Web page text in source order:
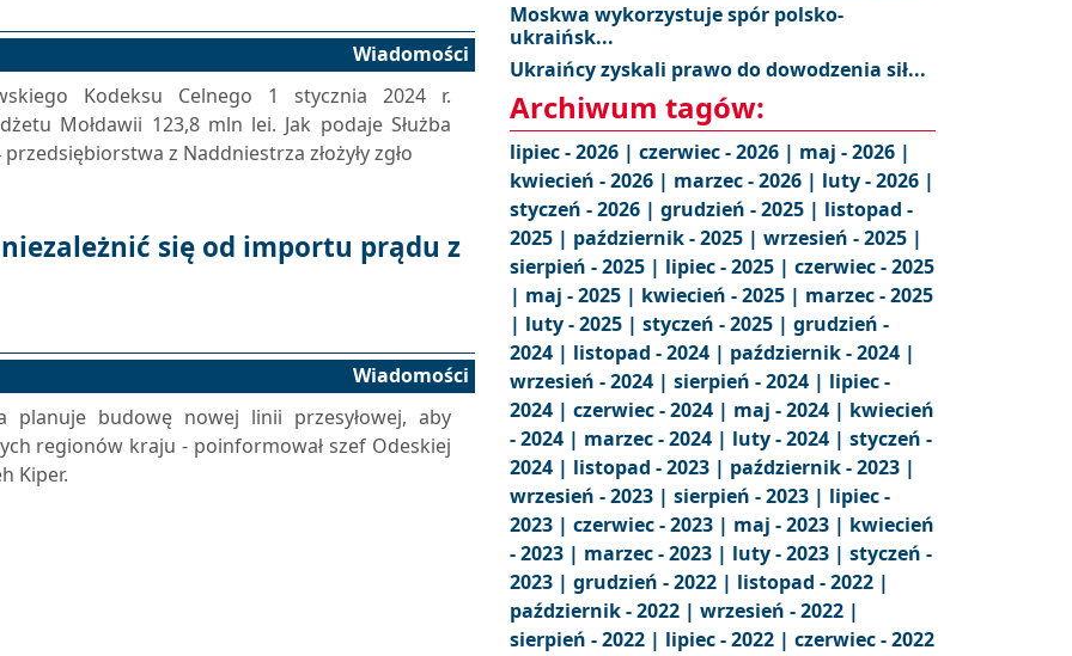
Wiadomości
Kodeksu Celnego 1 stycznia 2024 r.
Mołdawii 123,8 mln lei. Jak podaje Służba
z Naddniestrza złożyły zgło
się od importu prądu z
Wiadomości
planuje budowę nowej linii przesyłowej, aby
regionów kraju - poinformował szef Odeskiej
Kiper.
Moskwa wykorzystuje spór polsko-
ukraińsk...
Ukraińcy zyskali prawo do dowodzenia sił...
Archiwum tagów:
lipiec - 2026 | czerwiec - 2026 | maj - 2026 |
kwiecień - 2026 | marzec - 2026 | luty - 2026 |
styczeń - 2026 | grudzień - 2025 | listopad -
2025 | październik - 2025 | wrzesień - 2025 |
sierpień - 2025 | lipiec - 2025 | czerwiec - 2025
| maj - 2025 | kwiecień - 2025 | marzec - 2025
| luty - 2025 | styczeń - 2025 | grudzień -
2024 | listopad - 2024 | październik - 2024 |
wrzesień - 2024 | sierpień - 2024 | lipiec -
2024 | czerwiec - 2024 | maj - 2024 | kwiecień
- 2024 | marzec - 2024 | luty - 2024 | styczeń -
2024 | listopad - 2023 | październik - 2023 |
wrzesień - 2023 | sierpień - 2023 | lipiec -
2023 | czerwiec - 2023 | maj - 2023 | kwiecień
- 2023 | marzec - 2023 | luty - 2023 | styczeń -
2023 | grudzień - 2022 | listopad - 2022 |
październik - 2022 | wrzesień - 2022 |
sierpień - 2022 | lipiec - 2022 | czerwiec - 2022